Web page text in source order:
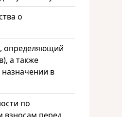
о
определяющий
а также
в
по